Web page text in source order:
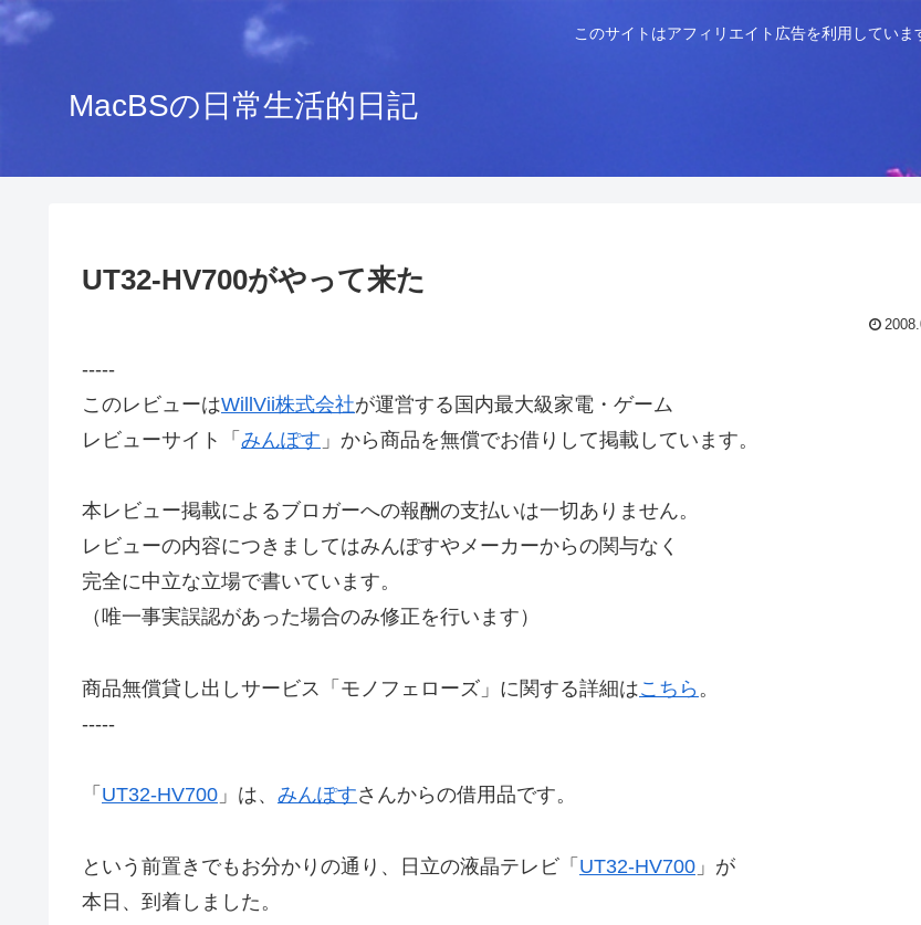
このサイトはアフィリエイト広告を利用していま
MacBSの日常生活的日記
UT32-HV700がやって来た
-----
このレビューはWillVii株式会社が運営する国内最大級家電・ゲーム
レビューサイト「 みんぽす 」から商品を無償でお借りして掲載しています。
本レビュー掲載によるブロガーへの報酬の支払いは一切ありません。
レビューの内容につきましてはみんぽすやメーカーからの関与なく
完全に中立な立場で書いています。
（唯一事実誤認があった場合のみ修正を行います）
商品無償貸し出しサービス「モノフェローズ」に関する詳細はこちら 。
-----
「 UT32-HV700 」は、 みんぽすさんからの借用品です。
という前置きでもお分かりの通り、日立の液晶テレビ「 UT32-HV700 」が
本日、到着しました。